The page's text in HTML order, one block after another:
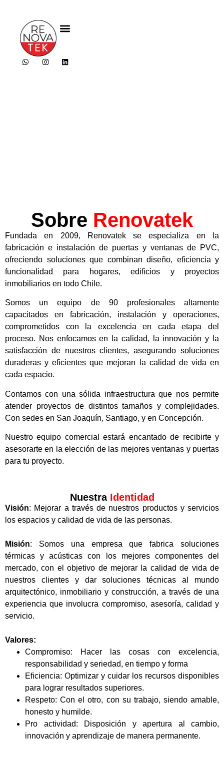
Sobre Renovatek
Fundada en 2009, Renovatek se especializa en la
fabricación e instalación de puertas y ventanas de PVC,
ofreciendo soluciones que combinan diseño, eficiencia y
funcionalidad para hogares, edificios y proyectos
inmobiliarios en todo Chile.
Somos un equipo de 90 profesionales altamente
capacitados en fabricación, instalación y operaciones,
comprometidos con la excelencia en cada etapa del
proceso. Nos enfocamos en la calidad, la innovación y la
satisfacción de nuestros clientes, asegurando soluciones
duraderas y eficientes que mejoran la calidad de vida en
cada espacio.
Contamos con una sólida infraestructura que nos permite
atender proyectos de distintos tamaños y complejidades.
Con sedes en San Joaquín, Santiago, y en Concepción.
Nuestro equipo comercial estará encantado de recibirte y
asesorarte en la elección de las mejores ventanas y puertas
para tu proyecto.
Nuestra Identidad
Visión: Mejorar a través de nuestros productos y servicios
los espacios y calidad de vida de las personas.
Misión: Somos una empresa que fabrica soluciones
térmicas y acústicas con los mejores componentes del
mercado, con el objetivo de mejorar la calidad de vida de
nuestros clientes y dar soluciones técnicas al mundo
arquitectónico, inmobiliario y construcción, a través de una
experiencia que involucra compromiso, asesoría, calidad y
servicio.
Valores:
Compromiso: Hacer las cosas con excelencia,
responsabilidad y seriedad, en tiempo y forma
Eficiencia: Optimizar y cuidar los recursos disponibles
para lograr resultados superiores.
Respeto: Con el otro, con su trabajo, siendo amable,
honesto y humilde.
Pro actividad: Disposición y apertura al cambio,
innovación y aprendizaje de manera permanente.